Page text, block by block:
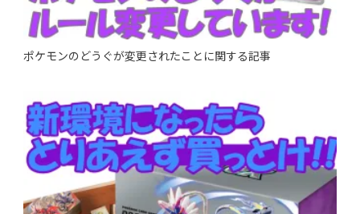
ポケモンのどうぐが変更されたことに関する記事